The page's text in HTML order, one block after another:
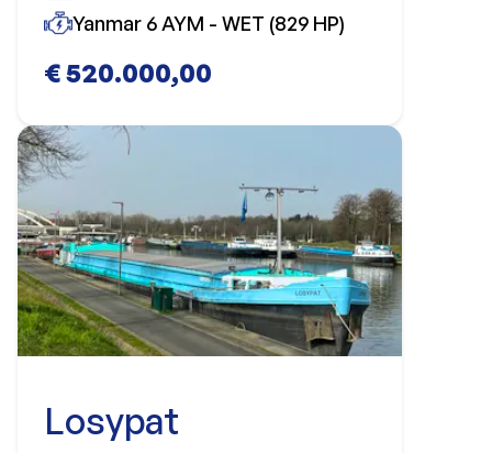
€ 520.000,00
Yanmar 6 AYM - WET (829 HP)
Losypat